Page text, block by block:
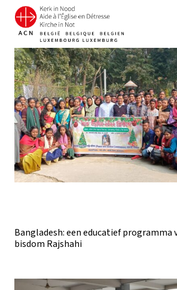
Bangladesh: een educatief programma
bisdom Rajshahi